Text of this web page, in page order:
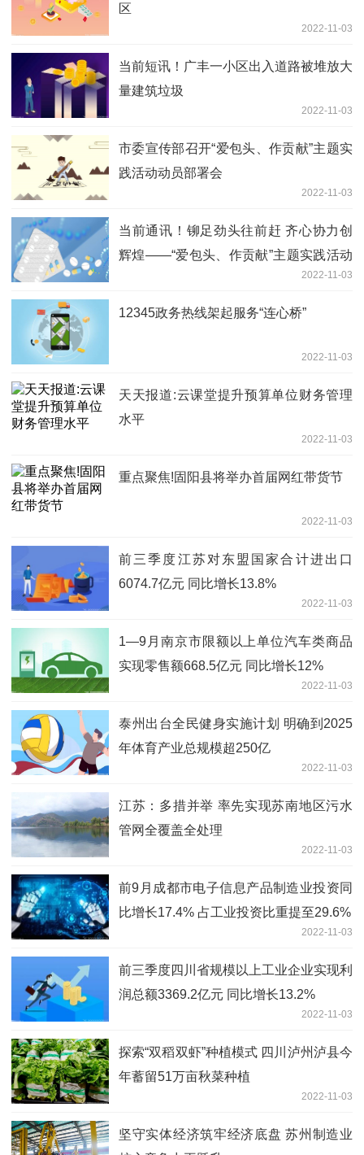
区
2022-11-03
当前短讯！广丰一小区出入道路被堆放大
量建筑垃圾
社区回应：将清理建筑垃圾并拓宽道路
2022-11-03
市委宣传部召开“爱包头、作贡献”主题实
践活动动员部署会
2022-11-03
当前通讯！铆足劲头往前赶 齐心协力创
辉煌——“爱包头、作贡献”主题实践活动
动员大会在旗县区党员干部群众中引发热
2022-11-03
12345政务热线架起服务“连心桥”
2022-11-03
天天报道:云课堂提升预算单位财务管理
水平
2022-11-03
重点聚焦!固阳县将举办首届网红带货节
2022-11-03
前三季度江苏对东盟国家合计进出口
6074.7亿元 同比增长13.8%
2022-11-03
1—9月南京市限额以上单位汽车类商品
实现零售额668.5亿元 同比增长12%
2022-11-03
泰州出台全民健身实施计划 明确到2025
年体育产业总规模超250亿
2022-11-03
江苏：多措并举 率先实现苏南地区污水
管网全覆盖全处理
2022-11-03
前9月成都市电子信息产品制造业投资同
比增长17.4% 占工业投资比重提至29.6%
2022-11-03
前三季度四川省规模以上工业企业实现利
润总额3369.2亿元 同比增长13.2%
2022-11-03
探索“双稻双虾”种植模式 四川泸州泸县今
年蓄留51万亩秋菜种植
2022-11-03
坚守实体经济筑牢经济底盘 苏州制造业